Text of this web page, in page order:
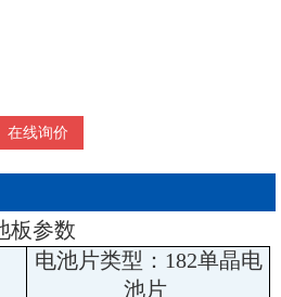
在线询价
板参数
电池片类型：182单晶电
池片